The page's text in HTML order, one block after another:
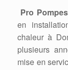
Pro
en
chaleur à
plusieurs
mise en